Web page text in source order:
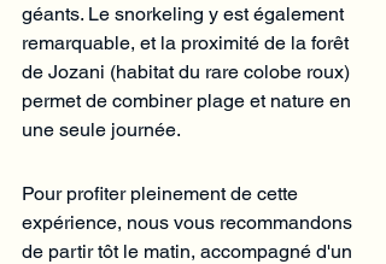
géants. Le snorkeling y est également
remarquable, et la proximité de la forêt
de Jozani (habitat du rare colobe roux)
permet de combiner plage et nature en
une seule journée.
Pour profiter pleinement de cette
expérience, nous vous recommandons
de partir tôt le matin, accompagné d'un